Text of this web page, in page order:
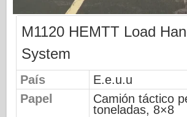
Academia
Airfix
Fuerza Aérea
M1120 HEMTT Load
System
País
E.e.u.u
Papel
Camión táctico
toneladas, 8×8